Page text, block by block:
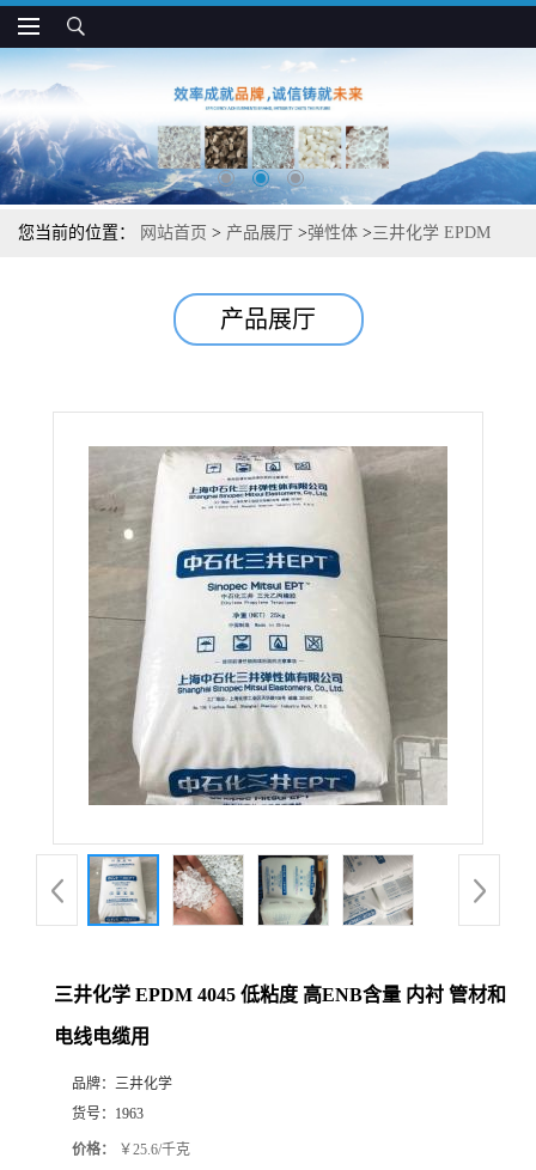
您当前的位置： 网站首页 > 产品展厅 >弹性体 >三井化学 EPDM
产品展厅
三井化学 EPDM 4045 低粘度 高ENB含量 内衬 管材和
电线电缆用
品牌： 三井化学
货号： 1963
价格： ￥25.6/千克